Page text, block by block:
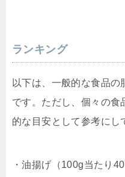
ランキング
以下は、一般的な食品の
です。ただし、個々の食
的な目安として参考にし
・油揚げ（100g当たり